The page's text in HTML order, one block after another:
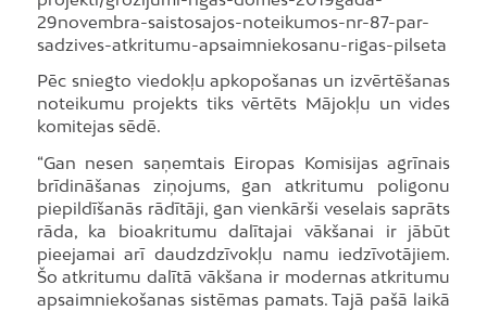
29novembra-saistosajos-noteikumos-nr-87-par-
sadzives-atkritumu-apsaimniekosanu-rigas-pilseta
Pēc sniegto viedokļu apkopošanas un izvērtēšanas
noteikumu projekts tiks vērtēts Mājokļu un vides
komitejas sēdē.
“Gan nesen saņemtais Eiropas Komisijas agrīnais
brīdināšanas ziņojums, gan atkritumu poligonu
piepildīšanās rādītāji, gan vienkārši veselais saprāts
rāda, ka bioakritumu dalītajai vākšanai ir jābūt
pieejamai arī daudzdzīvokļu namu iedzīvotājiem.
Šo atkritumu dalītā vākšana ir modernas atkritumu
apsaimniekošanas sistēmas pamats. Tajā pašā laikā